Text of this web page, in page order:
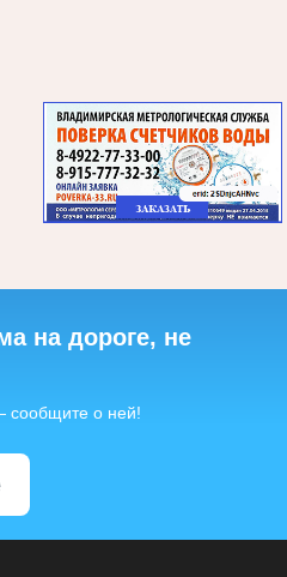
на дороге, не
сообщите о ней!